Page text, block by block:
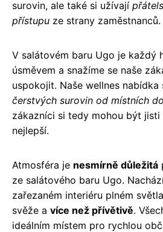
surovin, ale také si užívají
přístupu ze strany zaměstnanců.
V salátovém baru Ugo je každý
úsměvem a snažíme se naše
uspokojit. Naše wellnes nabídka
čerstvých surovin od místních
zákazníci si tedy mohou být
nejlepší.
Atmosféra je nesmírně důležitá
ze salátového baru Ugo.
zařezaném interiéru plném
svěže a více než přívětivě.
ideálním místem pro rychlou